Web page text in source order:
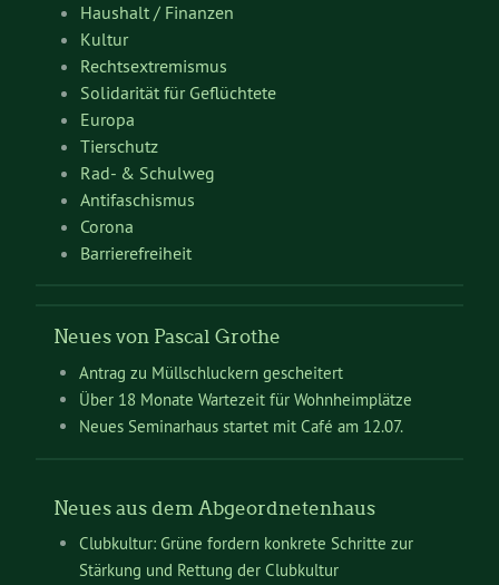
Haushalt / Finanzen
Kultur
Rechtsextremismus
Solidarität für Geflüchtete
Europa
Tierschutz
Rad- & Schulweg
Antifaschismus
Corona
Barrierefreiheit
Neues von Pascal Grothe
Antrag zu Müllschluckern gescheitert
Über 18 Monate Wartezeit für Wohnheimplätze
Neues Seminarhaus startet mit Café am 12.07.
Neues aus dem Abgeordnetenhaus
Clubkultur: Grüne fordern konkrete Schritte zur
Stärkung und Rettung der Clubkultur